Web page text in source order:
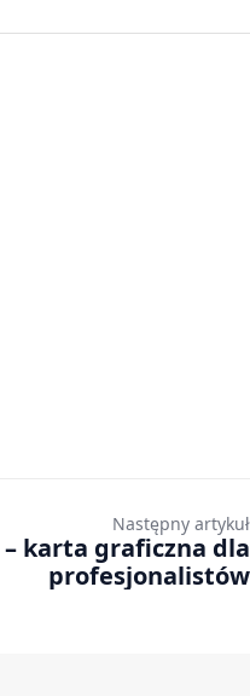
Następny artykuł
profesjonalistów